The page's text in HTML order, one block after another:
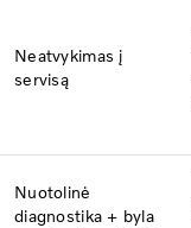
Neatvykimas į
servisą
Nuotolinė
diagnostika + byla